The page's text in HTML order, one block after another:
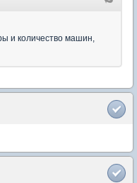
и количество машин,